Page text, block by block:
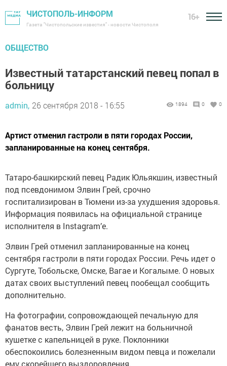
ЧИСТОПОЛЬ-ИНФОРМ
Газета "Чистопольские известия" - новости Чистополя
16+
ОБЩЕСТВО
Известный татарстанский певец попал в
больницу
admin, 26 сентября 2018 - 16:55 1894 0 0
Артист отменил гастроли в пяти городах России,
запланированные на конец сентября.
Татаро-башкирский певец Радик Юльякшин, известный
под псевдонимом Элвин Грей, срочно
госпитализирован в Тюмени из-за ухудшения здоровья.
Информация появилась на официальной странице
исполнителя в Instagram’e.
Элвин Грей отменил запланированные на конец
сентября гастроли в пяти городах России. Речь идет о
Сургуте, Тобольске, Омске, Вагае и Когалыме. О новых
датах своих выступлений певец пообещал сообщить
дополнительно.
На фотографии, сопровождающей печальную для
фанатов весть, Элвин Грей лежит на больничной
кушетке с капельницей в руке. Поклонники
обеспокоились болезненным видом певца и пожелали
ему скорейшего выздоровления.